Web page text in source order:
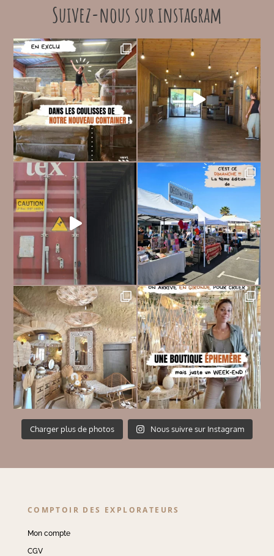
Suivez-nous sur instagram
Charger plus de photos Nous suivre sur Instagram
COMPTOIR DES EXPLORATEURS
Mon compte
CGV